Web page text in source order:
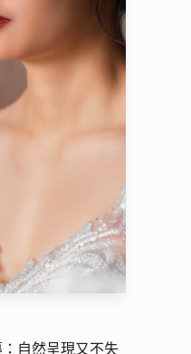
自然呈現又不失